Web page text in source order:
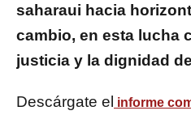
saharaui hacia
cambio, en esta lucha
justicia y la dignidad
Descárgate el informe